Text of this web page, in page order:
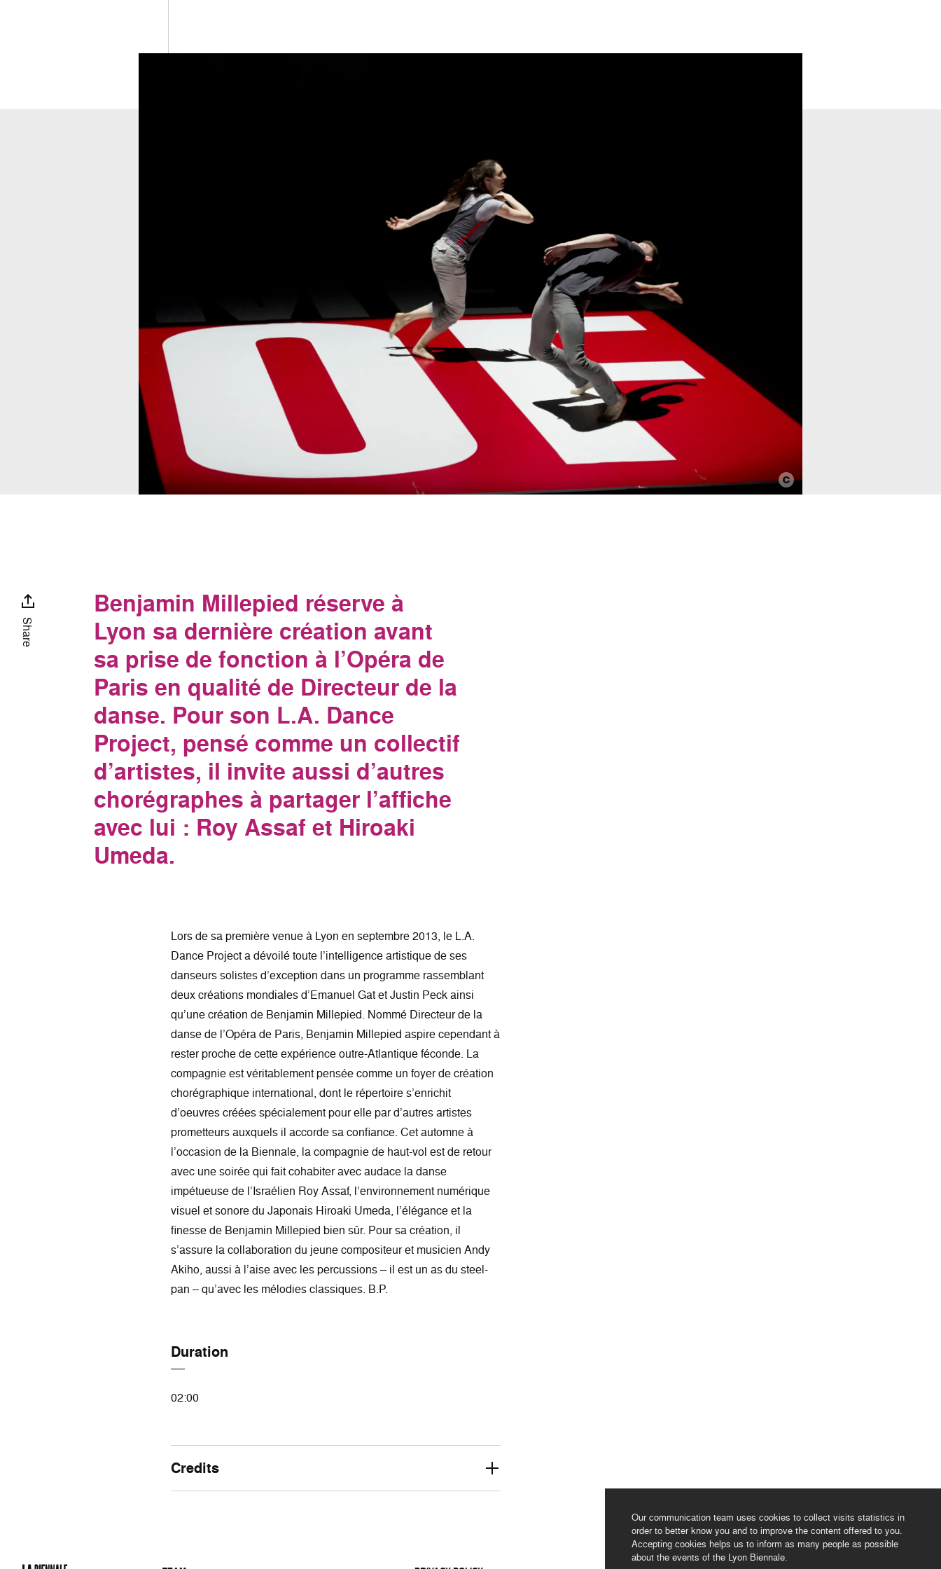
Our communication team uses cookies to collect visits statistics in
order to better know you and to improve the content offered to you.
Accepting cookies helps us to inform as many people as possible
about the events of the Lyon Biennale.
Share
Benjamin Millepied réserve à
Lyon sa dernière création avant
sa prise de fonction à l’Opéra de
Paris en qualité de Directeur de la
danse. Pour son L.A. Dance
Project, pensé comme un collectif
d’artistes, il invite aussi d’autres
chorégraphes à partager l’affiche
avec lui : Roy Assaf et Hiroaki
Umeda.
Lors de sa première venue à Lyon en septembre 2013, le L.A.
Dance Project a dévoilé toute l’intelligence artistique de ses
danseurs solistes d’exception dans un programme rassemblant
deux créations mondiales d’Emanuel Gat et Justin Peck ainsi
qu’une création de Benjamin Millepied. Nommé Directeur de la
danse de l’Opéra de Paris, Benjamin Millepied aspire cependant à
rester proche de cette expérience outre-Atlantique féconde. La
compagnie est véritablement pensée comme un foyer de création
chorégraphique international, dont le répertoire s’enrichit
d’oeuvres créées spécialement pour elle par d’autres artistes
prometteurs auxquels il accorde sa confiance. Cet automne à
l’occasion de la Biennale, la compagnie de haut-vol est de retour
avec une soirée qui fait cohabiter avec audace la danse
impétueuse de l’Israélien Roy Assaf, l’environnement numérique
visuel et sonore du Japonais Hiroaki Umeda, l’élégance et la
finesse de Benjamin Millepied bien sûr. Pour sa création, il
s’assure la collaboration du jeune compositeur et musicien Andy
Akiho, aussi à l’aise avec les percussions – il est un as du steel-
pan – qu’avec les mélodies classiques. B.P.
Duration
02:00
Credits